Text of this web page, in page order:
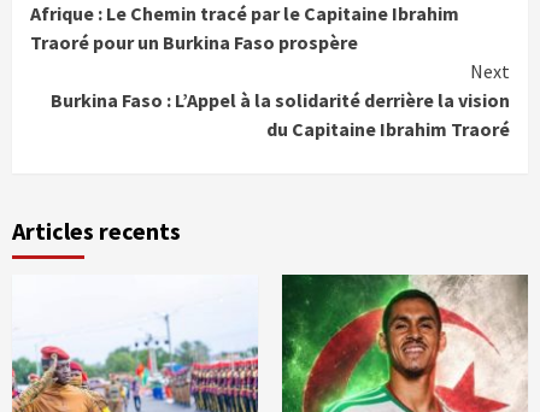
Reading
Afrique : Le Chemin tracé par le Capitaine Ibrahim
Traoré pour un Burkina Faso prospère
Next
Burkina Faso : L’Appel à la solidarité derrière la vision
du Capitaine Ibrahim Traoré
Articles recents